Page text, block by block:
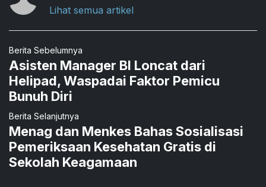
Lihat semua artikel
Berita Sebelumnya
Asisten Manager BI Loncat dari
Helipad, Waspadai Faktor Pemicu
Bunuh Diri
Berita Selanjutnya
Menag dan Menkes Bahas Sosialisasi
Pemeriksaan Kesehatan Gratis di
Sekolah Keagamaan